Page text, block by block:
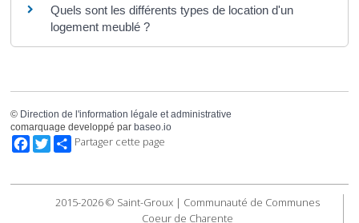
Quels sont les différents types de location d'un
logement meublé ?
© Direction de l'information légale et administrative
comarquage developpé par baseo.io
Facebook
TwitterPartager cette page
2015-2026 © Saint-Groux | Communauté de Communes
Coeur de Charente